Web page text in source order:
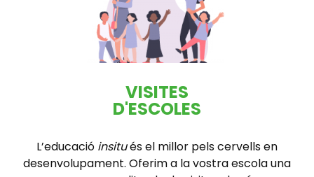
VISITES
D'ESCOLES
L’educació insitués el millor pels cervells en
desenvolupament. Oferim a la vostra escola una